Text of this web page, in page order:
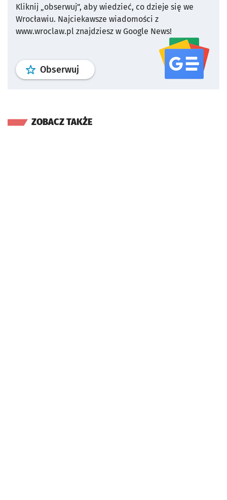
Kliknij „obserwuj”, aby wiedzieć, co dzieje się we
Wrocławiu. Najciekawsze wiadomości z
www.wroclaw.pl znajdziesz w Google News!
Obserwuj profil serwisu
ZOBACZ TAKŻE